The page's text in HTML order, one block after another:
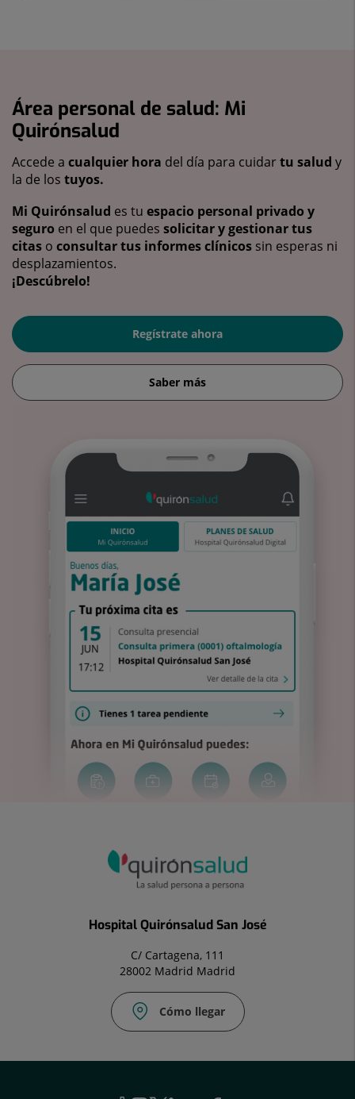
Área personal de salud: Mi
Quirónsalud
Accede a cualquier hora del día para cuidartu salud y
la de los tuyos.
Mi Quirónsalud es tu espacio personal privado y
seguro en el que puedes solicitar y gestionar tus
citas o consultar tus informes clínicos sin esperas ni
desplazamientos.
¡Descúbrelo!
Regístrate ahora
Saber más
Hospital Quirónsalud San José
C/ Cartagena, 111
28002 Madrid Madrid
Cómo llegar